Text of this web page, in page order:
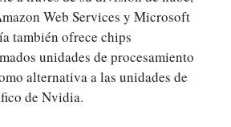
Web Services y Microsoft
también ofrece chips
unidades de procesamiento
alternativa a las unidades de
de Nvidia.